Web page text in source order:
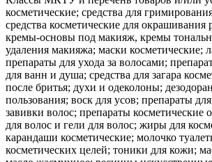
косметические; средства для
средства косметические для окрашивания
кремы-основы под макияж, кремы
удаления макияжа; маски косметические;
препараты для ухода за волосами;
для ванн и душа; средства для загара
после бритья; духи и одеколоны;
пользования; воск для усов; препараты
завивки волос; препараты косметические
для волос и гели для волос; жиры для
карандаши косметические; молочко
косметических целей; тоники для кожи;